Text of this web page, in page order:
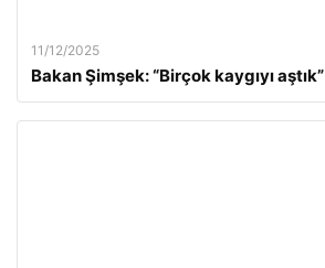
11/12/2025
Bakan Şimşek: “Birçok kaygıyı aştık”